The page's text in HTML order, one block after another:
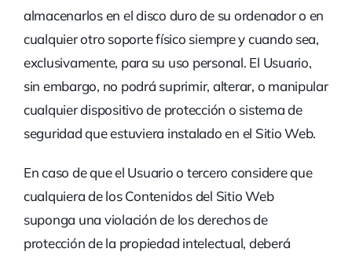
almacenarlos en el disco duro de su ordenador o en
cualquier otro soporte físico siempre y cuando sea,
exclusivamente, para su uso personal. El Usuario,
sin embargo, no podrá suprimir, alterar, o manipular
cualquier dispositivo de protección o sistema de
seguridad que estuviera instalado en el Sitio Web.
En caso de que el Usuario o tercero considere que
cualquiera de los Contenidos del Sitio Web
suponga una violación de los derechos de
protección de la propiedad intelectual, deberá